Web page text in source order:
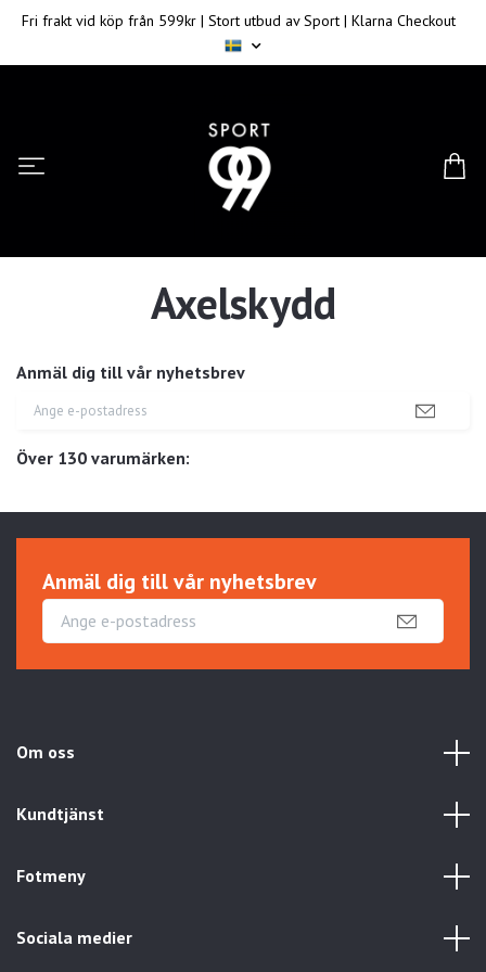
Fri frakt vid köp från 599kr | Stort utbud av Sport | Klarna Checkout
Anmäl dig till vår nyhetsbrev
Över 130 varumärken:
Axelskydd
Anmäl dig till vår nyhetsbrev
Om oss
Kundtjänst
Fotmeny
Sociala medier